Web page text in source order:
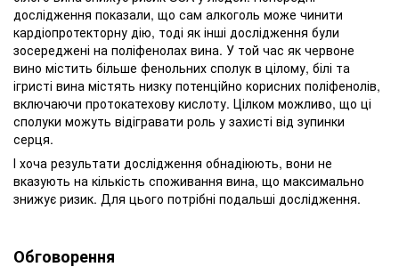
дослідження показали, що сам алкоголь може чинити
кардіопротекторну дію, тоді як інші дослідження були
зосереджені на поліфенолах вина. У той час як червоне
вино містить більше фенольних сполук в цілому, білі та
ігристі вина містять низку потенційно корисних поліфенолів,
включаючи протокатехову кислоту. Цілком можливо, що ці
сполуки можуть відігравати роль у захисті від зупинки
серця.
І хоча результати дослідження обнадіюють, вони не
вказують на кількість споживання вина, що максимально
знижує ризик. Для цього потрібні подальші дослідження.
Обговорення